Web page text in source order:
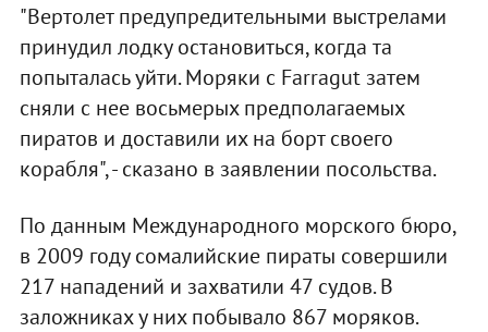
"Вертолет предупредительными выстрелами
принудил лодку остановиться, когда та
попыталась уйти. Моряки с Farragut затем
сняли с нее восьмерых предполагаемых
пиратов и доставили их на борт своего
корабля", - сказано в заявлении посольства.
По данным Международного морского бюро,
в 2009 году сомалийские пираты совершили
217 нападений и захватили 47 судов. В
заложниках у них побывало 867 моряков.